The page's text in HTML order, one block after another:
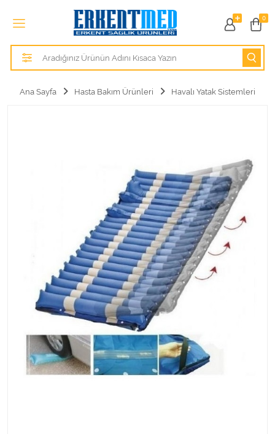
0
Tüm Kategoriler
Alezler
Hastane Mobilyaları
Kişisel Bakım ve Sağlık
Kişisel Bakım ve Sağlık
Medikal Teksil
Ortopedi Ürünleri
Ortopedi Ürünleri
Ana Sayfa Hasta Bakım Ürünleri Havalı Yatak Sistemleri